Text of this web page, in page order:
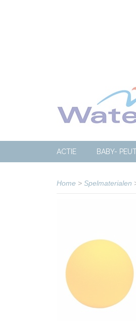
ACTIE BABY-
Home > Spelmaterialen